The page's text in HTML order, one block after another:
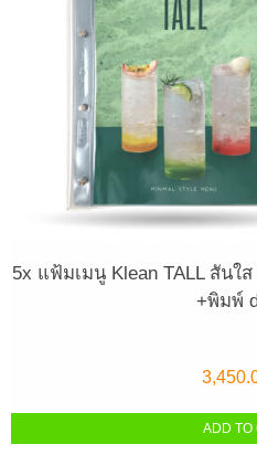
5x แฟ้มเมนู Klean TALL สันใ
+พิมพ์
ADD TO